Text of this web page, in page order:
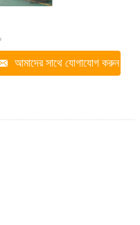
আমাদের সাথে যোগাযোগ করুন